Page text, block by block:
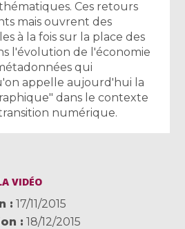
Ces retours
mais ouvrent des
à la fois sur la place des
l'évolution de l'économie
qui
appelle aujourd'hui la
dans le contexte
numérique.
VIDÉO
17/11/2015
18/12/2015